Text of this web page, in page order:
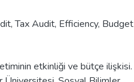
,Tax Audit, Efficiency, Budget
etkinliği ve bütçe ilişkisi.